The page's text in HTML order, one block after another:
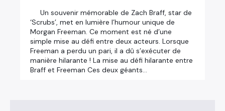
Un souvenir mémorable de Zach Braff, star de
‘Scrubs’, met en lumière l’humour unique de
Morgan Freeman. Ce moment est né d’une
simple mise au défi entre deux acteurs. Lorsque
Freeman a perdu un pari, il a dû s’exécuter de
manière hilarante ! La mise au défi hilarante entre
Braff et Freeman Ces deux géants…